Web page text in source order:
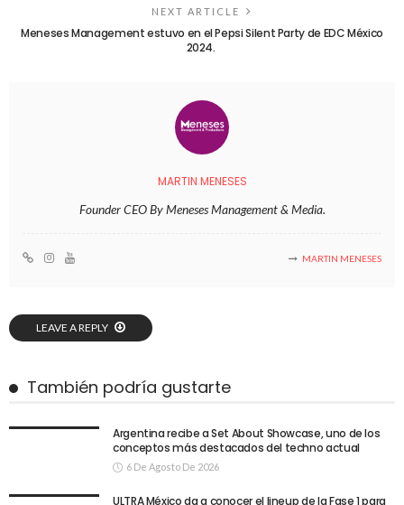
NEXT ARTICLE
Meneses Management estuvo en el Pepsi Silent Party de EDC México
2024.
MARTIN MENESES
Founder CEO By Meneses Management & Media.
MARTIN MENESES
LEAVE A REPLY
También podría gustarte
Argentina recibe a Set About Showcase, uno de los
conceptos más destacados del techno actual
6 De Agosto De 2026
ULTRA México da a conocer el lineup de la Fase 1 para